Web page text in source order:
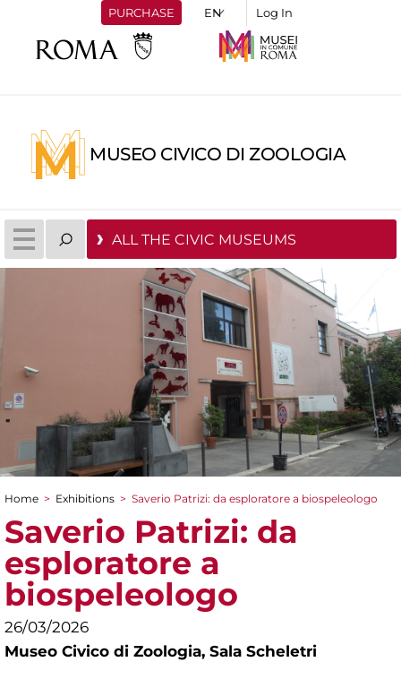
PURCHASE Log In
MUSEO CIVICO DI ZOOLOGIA
ALL THE CIVIC MUSEUMS
You are here
Home > Exhibitions > Saverio Patrizi: da esploratore a biospeleologo
Saverio Patrizi: da
esploratore a
biospeleologo
26/03/2026
Museo Civico di Zoologia, Sala Scheletri